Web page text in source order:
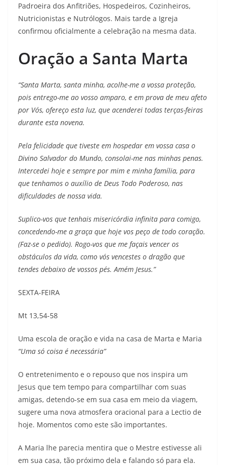
Padroeira dos Anfitriões, Hospedeiros, Cozinheiros,
Nutricionistas e Nutrólogos. Mais tarde a Igreja
confirmou oficialmente a celebração na mesma data.
Oração a Santa Marta
“Santa Marta, santa minha, acolhe-me a vossa proteção,
pois entrego-me ao vosso amparo, e em prova de meu afeto
por Vós, ofereço esta luz, que acenderei todas terças-feiras
durante esta novena.
Pela felicidade que tiveste em hospedar em vossa casa o
Divino Salvador do Mundo, consolai-me nas minhas penas.
Intercedei hoje e sempre por mim e minha família, para
que tenhamos o auxílio de Deus Todo Poderoso, nas
dificuldades de nossa vida.
Suplico-vos que tenhais misericórdia infinita para comigo,
concedendo-me a graça que hoje vos peço de todo coração.
(Faz-se o pedido). Rogo-vos que me façais vencer os
obstáculos da vida, como vós vencestes o dragão que
tendes debaixo de vossos pés. Amém Jesus.”
SEXTA-FEIRA
Mt 13,54-58
Uma escola de oração e vida na casa de Marta e Maria
“Uma só coisa é necessária”
O entretenimento e o repouso que nos inspira um
Jesus que tem tempo para compartilhar com suas
amigas, detendo-se em sua casa em meio da viagem,
sugere uma nova atmosfera oracional para a Lectio de
hoje. Momentos como este são importantes.
A Maria lhe parecia mentira que o Mestre estivesse ali
em sua casa, tão próximo dela e falando só para ela.